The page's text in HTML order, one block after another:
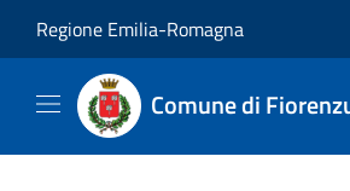
Regione Emilia-Romagna
Comune di